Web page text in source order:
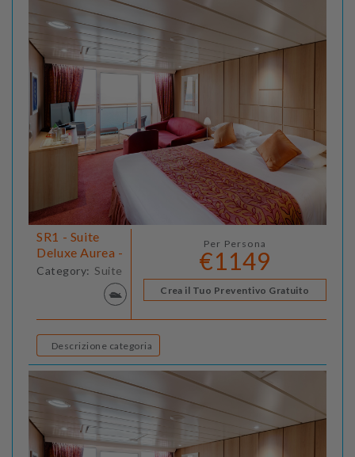
SR1 - Suite
Deluxe Aurea -
Category: Suite
Per Persona
€1149
Crea il Tuo Preventivo Gratuito
Descrizione categoria